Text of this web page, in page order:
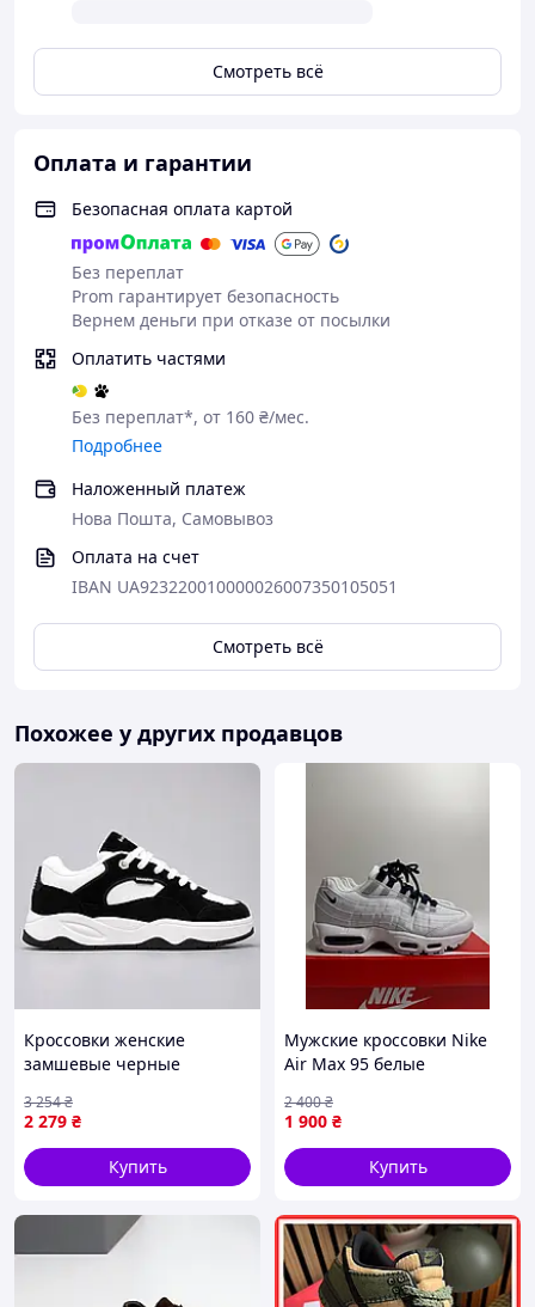
Смотреть всё
Оплата и гарантии
Безопасная оплата картой
Без переплат
Prom гарантирует безопасность
Вернем деньги при отказе от посылки
Оплатить частями
Без переплат*, от 160 ₴/мес.
Подробнее
Наложенный платеж
Нова Пошта, Самовывоз
Оплата на счет
IBAN UA923220010000026007350105051
Смотреть всё
Похожее у других продавцов
Кроссовки женские
замшевые черные
спортивные Seli Кросівки
жіночі замшеві чорні
демісезонні спортивні
2 279 ₴
3 254₴
Купить
Мужские кроссовки Nike
Air Max 95 белые
1 900 ₴
2 400₴
Купить